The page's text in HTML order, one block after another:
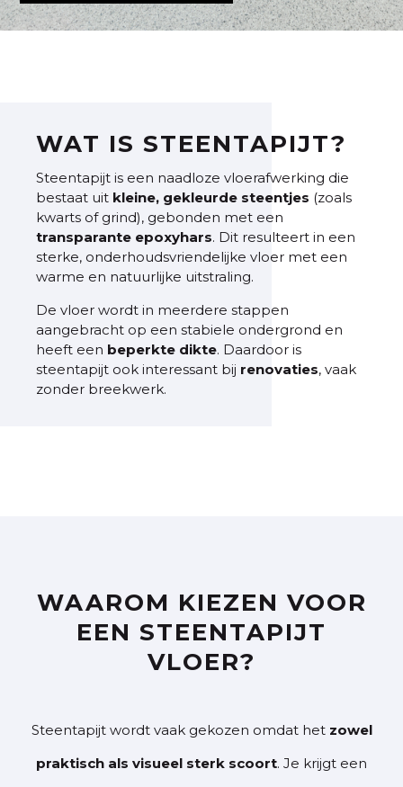
WAT IS STEENTAPIJT?
Steentapijt is een naadloze vloerafwerking die
bestaat uit kleine, gekleurde steentjes (zoals
kwarts of grind), gebonden met een
transparante epoxyhars. Dit resulteert in een
sterke, onderhoudsvriendelijke vloer met een
warme en natuurlijke uitstraling.
De vloer wordt in meerdere stappen
aangebracht op een stabiele ondergrond en
heeft een beperkte dikte. Daardoor is
steentapijt ook interessant bij renovaties, vaak
zonder breekwerk.
WAAROM KIEZEN VOOR
EEN STEENTAPIJT
VLOER?
Steentapijt wordt vaak gekozen omdat het zowel
praktisch als visueel sterk scoort. Je krijgt een